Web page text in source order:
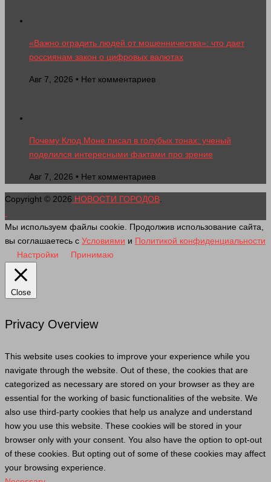
«Важно оградить людей от мошенничества»: что дает
россиянам закон о цифровых валютах
Авг 7, 2026 • Нет комментариев
Почему Клод Моне писал в голубых тонах: ученый
поделился интересными фактами про зрение
Авг 7, 2026 • Нет комментариев
Copyright © 2026 НОВОСТИ ГОРОДОВ.
Мы используем файлы cookie. Продолжив использование сайта,
вы соглашаетесь с Условиями и Политикой конфиденциальности
Настройки
Принимаю
Close
Privacy Overview
This website uses cookies to improve your experience while you
navigate through the website. Out of these, the cookies that are
categorized as necessary are stored on your browser as they are
essential for the working of basic functionalities of the website. We
also use third-party cookies that help us analyze and understand
how you use this website. These cookies will be stored in your
browser only with your consent. You also have the option to opt-out
of these cookies. But opting out of some of these cookies may affect
your browsing experience.